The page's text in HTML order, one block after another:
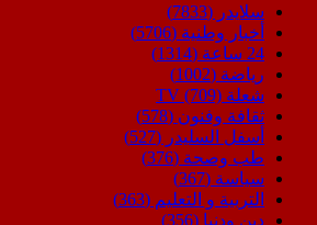
سلايدر (7833)
أخبار وطنية (5706)
24 ساعة
(1314)
رياضة (1002)
شعلة TV (709)
ثقافة وفنون (578)
أسفل السليدر (527)
طب وصحة (376)
سياسة (367)
التربية و التعليم (363)
دين ودنيا (356)